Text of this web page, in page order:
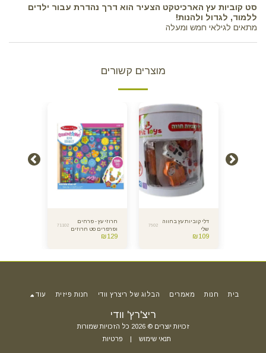
סט קוביות עץ הארכיטקט הצעיר הוא דרך נהדרת עבור ילדים
ללמוד, לגדול ולהנות!
מתאים לגילאי חמש ומעלה
מוצרים קשורים
דלי קוביות עץ בחווה
שלי
7602
₪109
חרוזי עץ - פרחים
ופרפרים סט חרוזים
ענק
71102
₪129
ריצ'רץ' וודי
זכויות יוצרים © 2026 כל הזכויות שמורות
תנאי שימוש
פרטיות
בית חנות מאמרים הבלוג של ריצרץ וודי חנות פיזית עוד